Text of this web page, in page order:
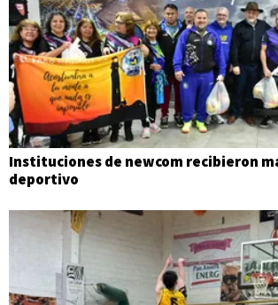
Instituciones de newcom recibieron
deportivo